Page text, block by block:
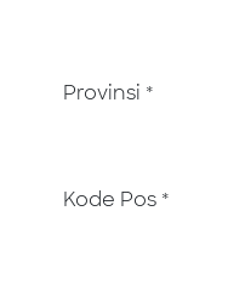
Provinsi *
Kode Pos *